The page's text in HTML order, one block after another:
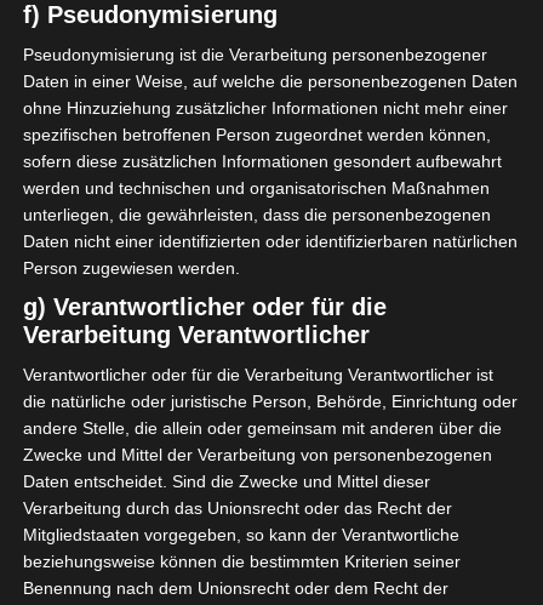
Stade Gabèsien (SG)
2
Union Sportive de
Tataouine (UST)
Stade Olympique de Gabès
Ligue 2 Pro
12 Mai 2026- 16:00
Aigle Sportif Jelma (ASJ)
0 0
Stade Gabèsien (SG)
Stade Municipal Jelma
Ligue 2 Pro
2 Mai 2026-16:00
Eddaïer (PSS)
Stade Olympique de Gabès
28 Apr. 2026- 15:30
Avenir Sportif de
Kasserine (ASK)
1 1
Stade Gabèsien (SG)
Ligue 2 Pro
22 Apr. 2026 15:00
Stade Gabèsien (SG)
2 0
Kalâa Sport (KS)
Stade Olympique de Gabès
Ligue 2 Pro
11 Apr. 2026-15:00
f) Pseudonymisierung
Pseudonymisierung ist die Verarbeitung personenbezogener
Daten in einer Weise, auf welche die personenbezogenen Daten
ohne Hinzuziehung zusätzlicher Informationen nicht mehr einer
spezifischen betroffenen Person zugeordnet werden können,
sofern diese zusätzlichen Informationen gesondert aufbewahrt
werden und technischen und organisatorischen Maßnahmen
unterliegen, die gewährleisten, dass die personenbezogenen
Daten nicht einer identifizierten oder identifizierbaren natürlichen
Person zugewiesen werden.
g) Verantwortlicher oder für die
Verarbeitung Verantwortlicher
Verantwortlicher oder für die Verarbeitung Verantwortlicher ist
die natürliche oder juristische Person, Behörde, Einrichtung oder
andere Stelle, die allein oder gemeinsam mit anderen über die
Zwecke und Mittel der Verarbeitung von personenbezogenen
Daten entscheidet. Sind die Zwecke und Mittel dieser
Verarbeitung durch das Unionsrecht oder das Recht der
Mitgliedstaaten vorgegeben, so kann der Verantwortliche
beziehungsweise können die bestimmten Kriterien seiner
Benennung nach dem Unionsrecht oder dem Recht der